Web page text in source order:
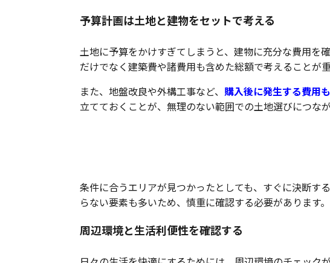
予算計画は土地と建物をセットで考える
土地に予算をかけすぎてしまうと、建物に充分な費用を
だけでなく建築費や諸費用も含めた総額で考えることが重
また、地盤改良や外構工事など、 購入後に発生する費用
立てておくことが、無理のない範囲での土地選びにつなが
条件に合うエリアが見つかったとしても、すぐに決断す
らない要素も多いため、慎重に確認する必要があります。
周辺環境と生活利便性を確認する